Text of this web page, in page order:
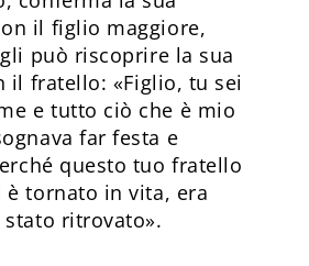
il figlio maggiore,
può riscoprire la sua
il fratello: «Figlio, tu sei
e tutto ciò che è mio
far festa e
questo tuo fratello
è tornato in vita, era
ritrovato».